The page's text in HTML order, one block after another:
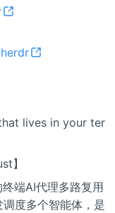
lives in your ter
】
端AI代理多路复用
度多个智能体，是